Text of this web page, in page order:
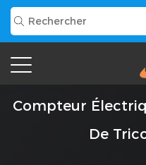
Compteur
De